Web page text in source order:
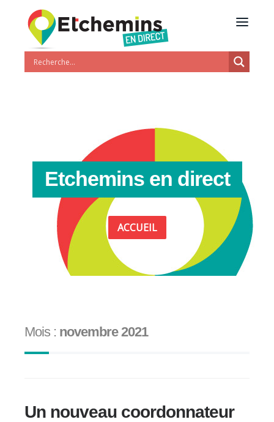
Etchemins en direct
ACCUEIL
Mois : novembre 2021
Un nouveau coordonnateur